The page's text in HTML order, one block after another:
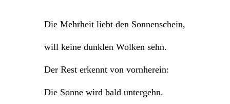
Die Mehrheit liebt den Sonnenschein,
will keine dunklen Wolken sehn.
Der Rest erkennt von vornherein:
Die Sonne wird bald untergehn.